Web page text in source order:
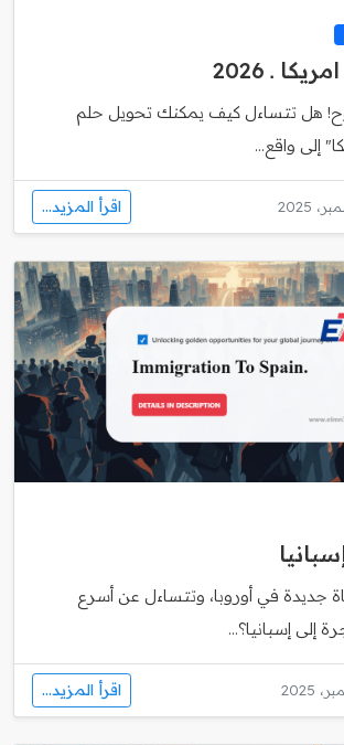
ـ 2026
هل تتساءل كيف يمكنك تحويل حلم
إلى واقع...
اقرأ المزيد...
جديدة في أوروبا، وتتساءل عن أسرع
إلى إسبانيا؟...
اقرأ المزيد...